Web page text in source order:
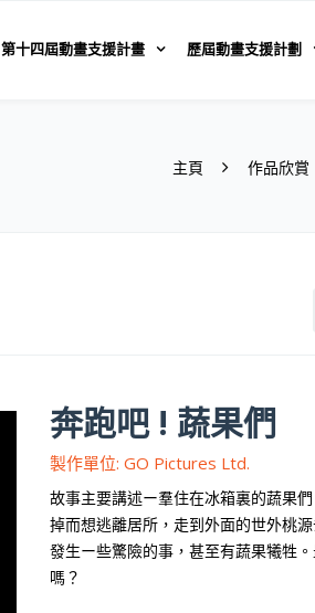
第十四屆動畫支援計畫 歷屆動畫支援計劃
主頁 作品欣賞
奔跑吧 ! 蔬果們
製作單位: GO Pictures Ltd.
故事主要講述ー羣住在冰箱裏的蔬果
掉而想逃離居所，走到外面的世外桃
發生ー些驚險的事，甚至有蔬果犧牲
嗎？